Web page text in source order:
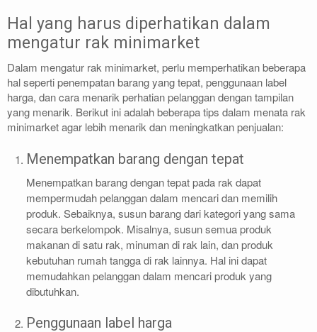
Hal yang harus diperhatikan dalam
mengatur rak minimarket
Dalam mengatur rak minimarket, perlu memperhatikan beberapa
hal seperti penempatan barang yang tepat, penggunaan label
harga, dan cara menarik perhatian pelanggan dengan tampilan
yang menarik. Berikut ini adalah beberapa tips dalam menata rak
minimarket agar lebih menarik dan meningkatkan penjualan:
Menempatkan barang dengan tepat
Menempatkan barang dengan tepat pada rak dapat
mempermudah pelanggan dalam mencari dan memilih
produk. Sebaiknya, susun barang dari kategori yang sama
secara berkelompok. Misalnya, susun semua produk
makanan di satu rak, minuman di rak lain, dan produk
kebutuhan rumah tangga di rak lainnya. Hal ini dapat
memudahkan pelanggan dalam mencari produk yang
dibutuhkan.
Penggunaan label harga